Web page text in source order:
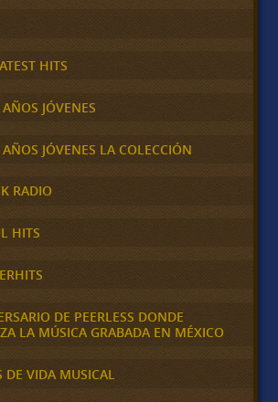
HITS
JÓVENES
JÓVENES LA COLECCIÓN
RADIO
HITS
DE PEERLESS DONDE
LA MÚSICA GRABADA EN MÉXICO
VIDA MUSICAL